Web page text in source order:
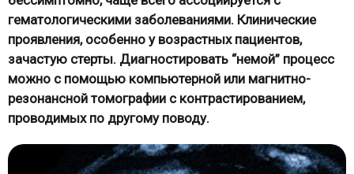
гематологическими заболеваниями. Клинические
проявления, особенно у возрастных пациентов,
зачастую стерты. Диагностировать “немой” процесс
можно с помощью компьютерной или магнитно-
резонансной томографии с контрастированием,
проводимых по другому поводу.